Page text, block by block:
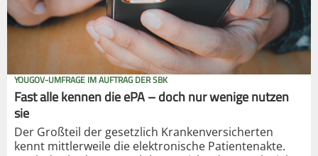
YOUGOV-UMFRAGE IM AUFTRAG DER SBK
Fast alle kennen die ePA – doch nur wenige nutzen
sie
Der Großteil der gesetzlich Krankenversicherten
kennt mittlerweile die elektronische Patientenakte.